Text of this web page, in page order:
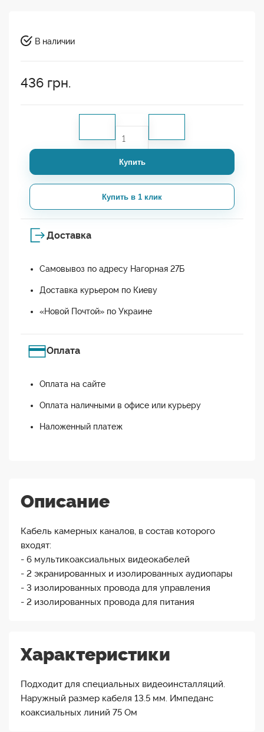
В наличии
436 грн.
Купить
Купить в 1 клик
Доставка
Самовывоз по адресу Нагорная 27Б
Доставка курьером по Киеву
«Новой Почтой» по Украине
Оплата
Оплата на сайте
Оплата наличными в офисе или курьеру
Наложенный платеж
Описание
Кабель камерных каналов, в состав которого
входят:
- 6 мультикоаксиальных видеокабелей
- 2 экранированных и изолированных аудиопары
- 3 изолированных провода для управления
- 2 изолированных провода для питания
Характеристики
Подходит для специальных видеоинсталляций.
Наружный размер кабеля 13.5 мм. Импеданс
коаксиальных линий 75 Ом